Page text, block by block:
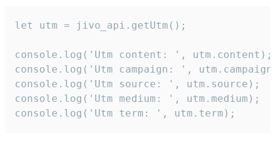
let utm = jivo_api.getUtm();
console.log('Utm content: ', utm.content);
console.log('Utm campaign: ',
console.log('Utm source: ', utm.source);
console.log('Utm medium: ', utm.medium);
console.log('Utm term: ', utm.term);